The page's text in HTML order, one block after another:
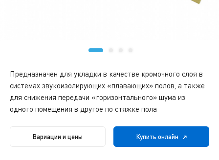
Предназначен для укладки в качестве кромочного слоя в
системах звукоизолирующих «плавающих» полов, а также
для снижения передачи «горизонтального» шума из
одного помещения в другое по стяжке пола
Вариации и цены Купить онлайн